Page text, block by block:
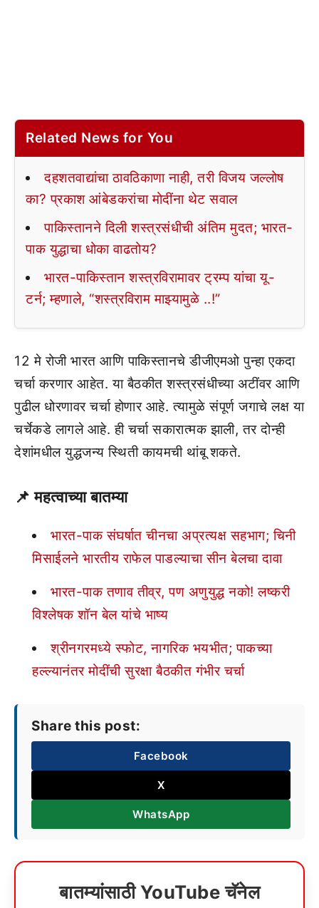
Related News for You
दहशतवाद्यांचा ठावठिकाणा नाही, तरी विजय जल्लोष
का? प्रकाश आंबेडकरांचा मोदींना थेट सवाल
पाकिस्तानने दिली शस्त्रसंधीची अंतिम मुदत; भारत-
पाक युद्धाचा धोका वाढतोय?
भारत-पाकिस्तान शस्त्रविरामावर ट्रम्प यांचा यू-
टर्न; म्हणाले, “शस्त्रविराम माझ्यामुळे ..!”
12 मे रोजी भारत आणि पाकिस्तानचे डीजीएमओ पुन्हा एकदा
चर्चा करणार आहेत. या बैठकीत शस्त्रसंधीच्या अटींवर आणि
पुढील धोरणावर चर्चा होणार आहे. त्यामुळे संपूर्ण जगाचे लक्ष या
चर्चेकडे लागले आहे. ही चर्चा सकारात्मक झाली, तर दोन्ही
देशांमधील युद्धजन्य स्थिती कायमची थांबू शकते.
📌 महत्वाच्या बातम्या
भारत-पाक संघर्षात चीनचा अप्रत्यक्ष सहभाग; चिनी
मिसाईलने भारतीय राफेल पाडल्याचा सीन बेलचा दावा
भारत-पाक तणाव तीव्र, पण अणुयुद्ध नको! लष्करी
विश्लेषक शॉन बेल यांचे भाष्य
श्रीनगरमध्ये स्फोट, नागरिक भयभीत; पाकच्या
हल्ल्यानंतर मोदींची सुरक्षा बैठकीत गंभीर चर्चा
Share this post:
Facebook
X
WhatsApp
बातम्यांसाठी YouTube चॅनेल